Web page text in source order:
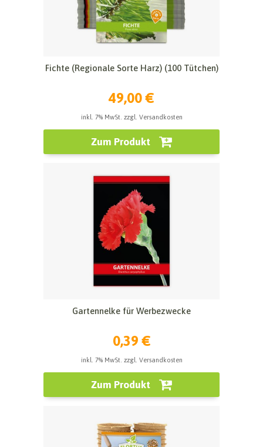
Fichte (Regionale Sorte Harz) (100 Tütchen)
49,00 €
inkl. 7% MwSt. zzgl. Versandkosten
Zum Produkt
Gartennelke für Werbezwecke
0,39 €
inkl. 7% MwSt. zzgl. Versandkosten
Zum Produkt